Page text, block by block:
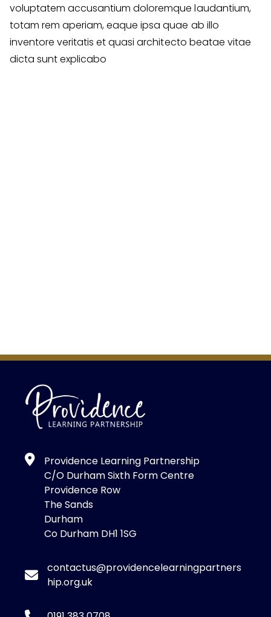
voluptatem accusantium doloremque laudantium,
totam rem aperiam, eaque ipsa quae ab illo
inventore veritatis et quasi architecto beatae vitae
dicta sunt explicabo
Providence Learning Partnership
C/O Durham Sixth Form Centre
Providence Row
The Sands
Durham
Co Durham DH1 1SG
contactus@providencelearningpartners
hip.org.uk